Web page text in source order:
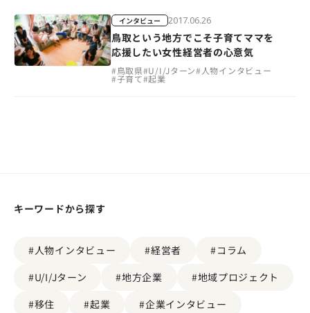
インタビュー 2017.06.26
鳥取という地方でこそ子育てママを
応援したい女性経営者の心意気
#鳥取県#U/I/Jターン# 人物インタビュー
#子育て#起業
キーワードから探す
#人物インタビュー #経営者
#コラム
#U/I/Jターン
#地方企業
#地域プロジェクト
#移住
#起業
#企業インタビュー